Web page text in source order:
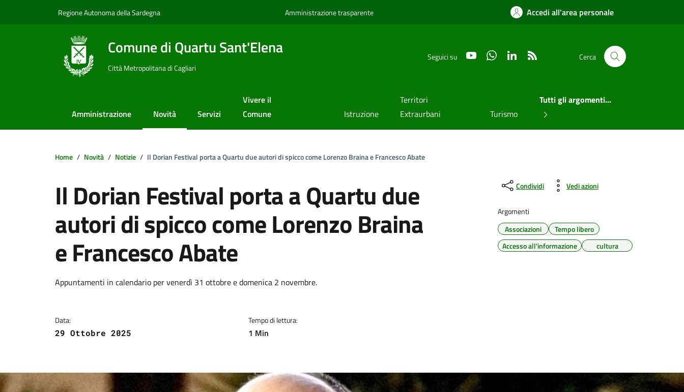
Regione Autonoma della Sardegna Amministrazione trasparente Accedi all'area personale
Comune di Quartu Sant'Elena
Città Metropolitana di Cagliari
Seguici su YouTube WhatsAppLinkedIn Cerca
Amministrazione Novità Servizi
Vivere il
Comune
Istruzione
Territori
Extraurbani
Turismo
Tutti gli argomenti...
Home Novità Notizie Il Dorian Festival porta a Quartu due autori di spicco come Lorenzo Braina e Francesco Abate
Il Dorian Festival porta a Quartu due
autori di spicco come Lorenzo Braina
e Francesco Abate
Dettagli della notizia
Appuntamenti in calendario per venerdì 31 ottobre e domenica 2 novembre.
Data:
29 Ottobre 2025
Tempo di lettura:
1 Min
Condividi Vedi azioni
Argomenti
Associazioni
Tempo libero
Accesso all'informazione
cultura